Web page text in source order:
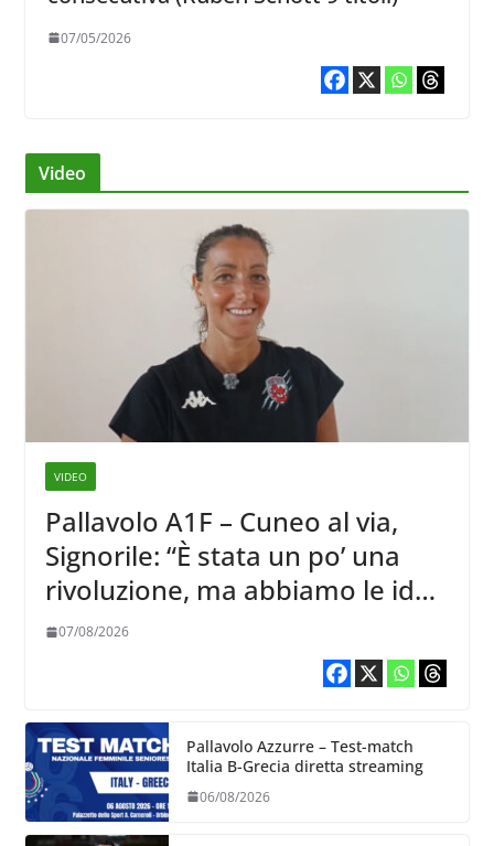
07/05/2026
Video
VIDEO
Pallavolo A1F – Cuneo al via,
Signorile: “È stata un po’ una
rivoluzione, ma abbiamo le idee
chiare siu cosa vogliamo fare”
07/08/2026
Pallavolo Azzurre – Test-match
Italia B-Grecia diretta streaming
06/08/2026